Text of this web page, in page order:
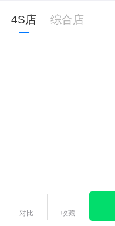
4S店 综合店
对比 收藏